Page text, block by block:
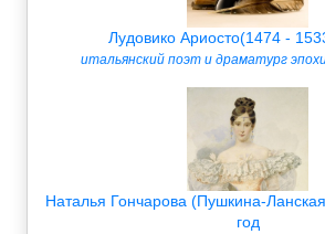
Лудовико Ариосто(1474 -
итальянский поэт и драматург
Наталья Гончарова (Пушкина-
год